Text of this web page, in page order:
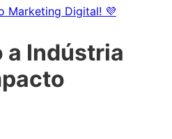
Marketing Digital! 💜
a Indústria